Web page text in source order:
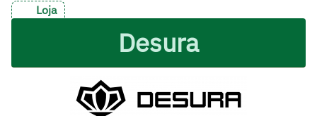
Loja
Desura